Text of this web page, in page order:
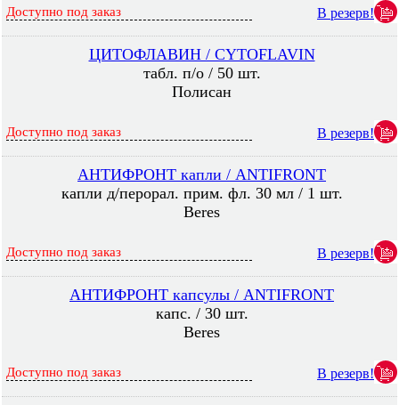
Доступно под заказ В резерв!
ЦИТОФЛАВИН / CYTOFLAVIN
табл. п/о / 50 шт.
Полисан
Доступно под заказ В резерв!
АНТИФРОНТ капли / ANTIFRONT
капли д/перорал. прим. фл. 30 мл / 1 шт.
Beres
Доступно под заказ В резерв!
АНТИФРОНТ капсулы / ANTIFRONT
капс. / 30 шт.
Beres
Доступно под заказ В резерв!